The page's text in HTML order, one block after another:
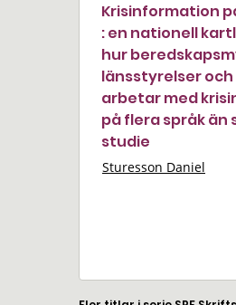
Krisinformation
: en nationell
hur
länsstyrelser
arbetar med
på flera språk än
studie
Sturesson Daniel